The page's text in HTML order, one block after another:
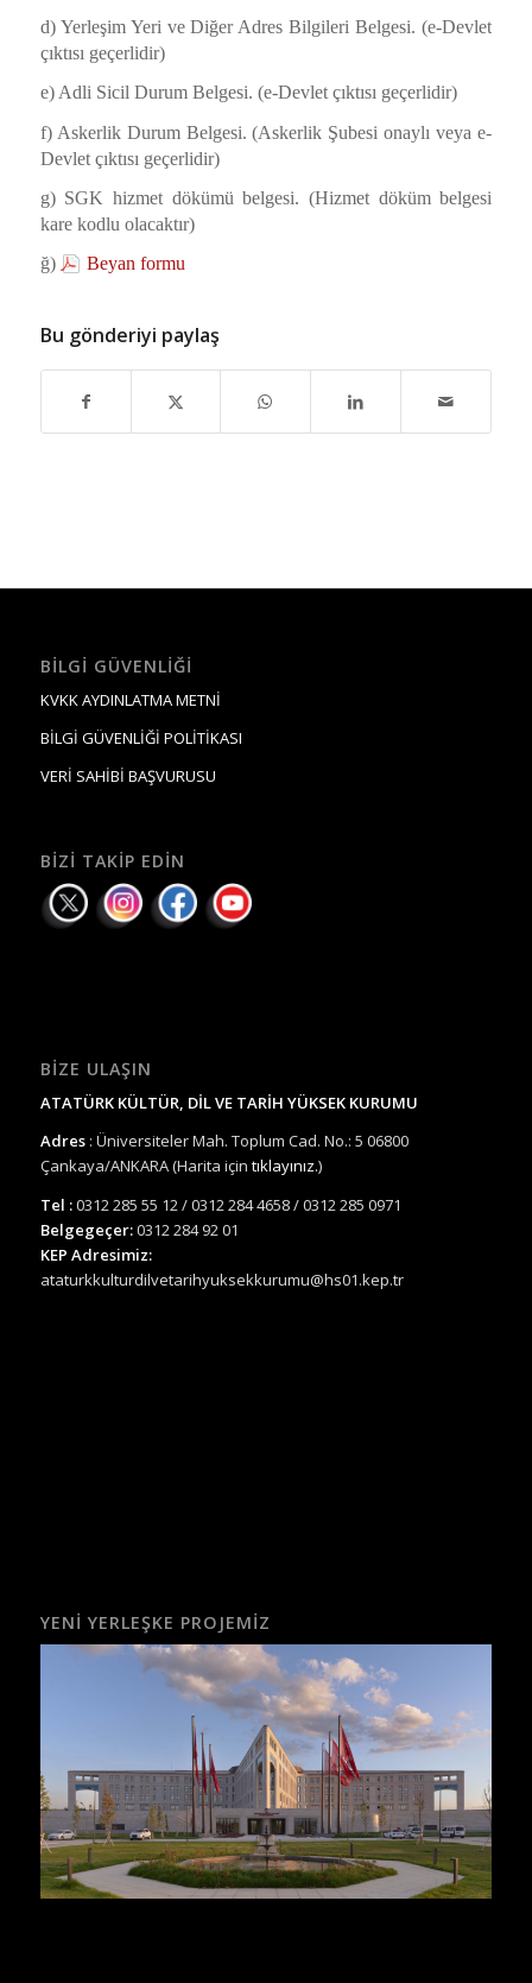
d) Yerleşim Yeri ve Diğer Adres Bilgileri Belgesi. (e-Devlet
çıktısı geçerlidir)
e) Adli Sicil Durum Belgesi. (e-Devlet çıktısı geçerlidir)
f) Askerlik Durum Belgesi. (Askerlik Şubesi onaylı veya e-
Devlet çıktısı geçerlidir)
g) SGK hizmet dökümü belgesi. (Hizmet döküm belgesi
kare kodlu olacaktır)
ğ)
Beyan formu
Bu gönderiyi paylaş
BILGI GÜVENLIĞI
KVKK AYDINLATMA METNİ
BİLGİ GÜVENLİĞİ POLİTİKASI
VERİ SAHİBİ BAŞVURUSU
BIZI TAKIP EDIN
BIZE ULAŞIN
ATATÜRK KÜLTÜR, DİL VE TARİH YÜKSEK KURUMU
Adres : Üniversiteler Mah. Toplum Cad. No.: 5 06800
Çankaya/ANKARA (Harita için tıklayınız.)
Tel :0312 285 55 12 / 0312 284 4658 / 0312 285 0971
Belgegeçer:0312 284 92 01
KEP Adresimiz:
ataturkkulturdilvetarihyuksekkurumu@hs01.kep.tr
YENI YERLEŞKE PROJEMIZ